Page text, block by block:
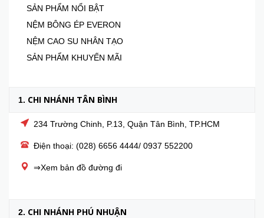
SẢN PHẨM NỔI BẬT
NỆM BÔNG ÉP EVERON
NỆM CAO SU NHÂN TẠO
SẢN PHẨM KHUYẾN MÃI
1. CHI NHÁNH TÂN BÌNH
234 Trường Chinh, P.13, Quận Tân Bình, TP.HCM
Điện thoại: (028) 6656 4444/ 0937 552200
⇒Xem bản đồ đường đi
2. CHI NHÁNH PHÚ NHUẬN